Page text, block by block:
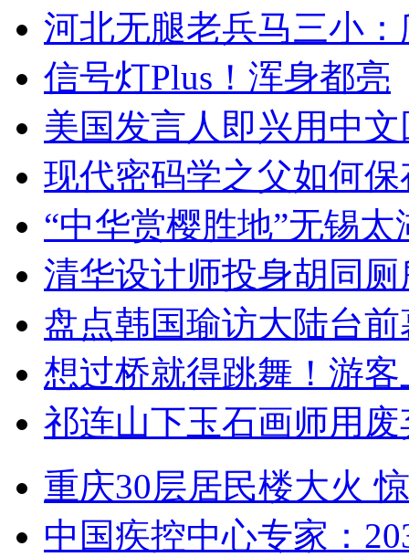
河北无腿老兵马三小
信号灯Plus！浑身都亮
美国发言人即兴用中
现代密码学之父如何
“中华赏樱胜地”无锡
清华设计师投身胡同
盘点韩国瑜访大陆台
想过桥就得跳舞！游客
祁连山下玉石画师用
重庆30层居民楼大火
中国疾控中心专家：